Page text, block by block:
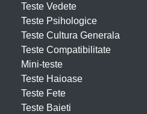
Teste Vedete
Teste Psihologice
Teste Cultura Generala
Teste Compatibilitate
Mini-teste
Teste Haioase
Teste Fete
Teste Baieti